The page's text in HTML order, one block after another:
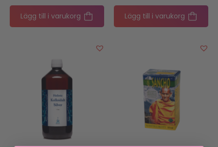
Lägg till i varukorg Lägg till i varukorg